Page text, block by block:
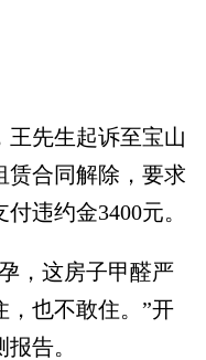
先生起诉至宝山
赁合同解除，要求
违约金3400元。
，这房子甲醛严
，也不敢住。”开
告。